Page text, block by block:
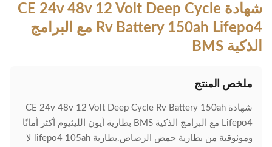
شهادة CE 24v 48v 12 Volt Deep Cycle
Rv Battery 150ah Lifepo4 مع البرامج
الذكية BMS
ملخص المنتج
شهادة CE 24v 48v 12 Volt Deep Cycle Rv Battery 150ah
Lifepo4 مع البرامج الذكية BMS بطارية أيون الليثيوم أكثر أمانًا
وموثوقية من بطارية حمض الرصاص.بطارية lifepo4 105ah لا